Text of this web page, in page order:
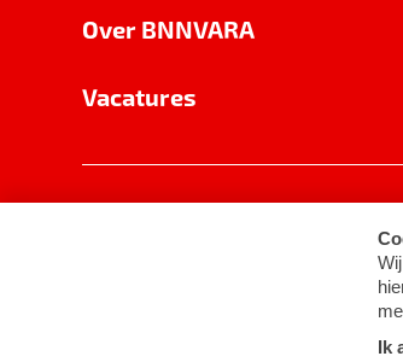
Over BNNVARA
Vacatures
Cookie-instellingen